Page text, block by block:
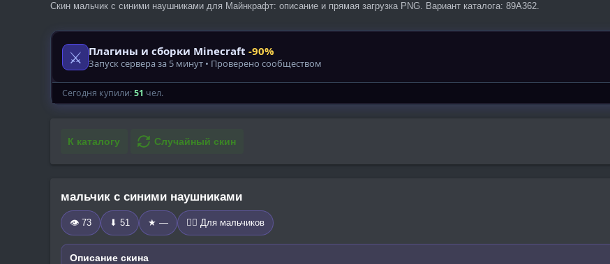
Скин мальчик с синими наушниками для Майнкрафт: описание и прямая загрузка PNG. Вариант каталога: 89A362.
К каталогу Случайный скин
мальчик с синими наушниками
👁 73 ⬇ 51 ★ — 🧍‍♂️ Для мальчиков
Описание скина